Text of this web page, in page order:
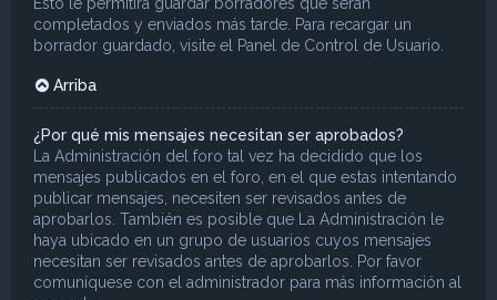
Esto le permitirá guardar borradores que serán
completados y enviados más tarde. Para recargar un
borrador guardado, visite el Panel de Control de Usuario.
Arriba
¿Por qué mis mensajes necesitan ser aprobados?
La Administración del foro tal vez ha decidido que los
mensajes publicados en el foro, en el que estas intentando
publicar mensajes, necesiten ser revisados antes de
aprobarlos. También es posible que La Administración le
haya ubicado en un grupo de usuarios cuyos mensajes
necesitan ser revisados antes de aprobarlos. Por favor
comuníquese con el administrador para más información al